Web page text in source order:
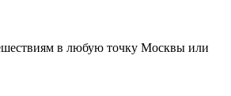
в любую точку Москвы или